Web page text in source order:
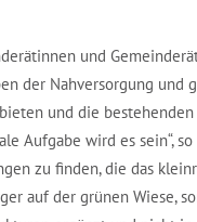
und
der Nahversorgung und
und die
Aufgabe wird es sein“,
zu finden, die das
auf der grünen Wiese,